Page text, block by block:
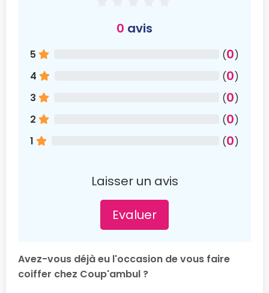
0 avis
5 (0)
4
(0)
3
(0)
2
(0)
1
(0)
Laisser un avis
Evaluer
Avez-vous déjà eu l'occasion de vous faire
coiffer chez Coup'ambul ?